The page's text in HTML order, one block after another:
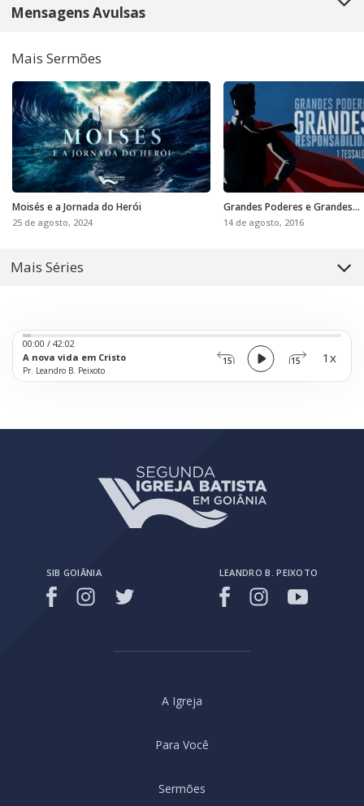
Mensagens Avulsas
Mais Sermões
Moisés e a Jornada do Herói
25 de agosto, 2024
Grandes Poderes e Grandes
Responsabilidades
14 de agosto, 2016
Mais Séries
A nova vida em Cristo
Pr. Leandro B. Peixoto
Audio
Player
15 15
00:00 / 42:02
1x
SIB GOIÂNIA LEANDRO B. PEIXOTO
A Igreja
Para Você
Sermões